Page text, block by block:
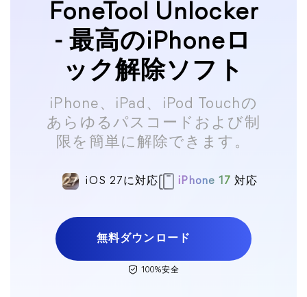
FoneTool Unlocker
- 最高のiPhoneロ
ック解除ソフト
iPhone、iPad、iPod Touchの
あらゆるパスコードおよび制
限を簡単に解除できます。
iOS 27に対応 iPhone 17 対応
無料ダウンロード
100%安全